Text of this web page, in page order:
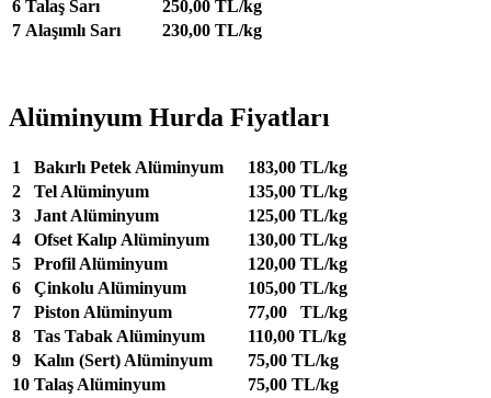
6 Talaş Sarı
250,00 TL/kg
7 Alaşımlı Sarı 230,00 TL/kg
Alüminyum Hurda Fiyatları
1 Bakırlı Petek Alüminyum
183,00 TL/kg
2
Tel Alüminyum
135,00 TL/kg
3
Jant Alüminyum
125,00 TL/kg
4
Ofset Kalıp Alüminyum
130,00 TL/kg
5
Profil Alüminyum
120,00 TL/kg
6
Çinkolu Alüminyum
105,00 TL/kg
7
Piston Alüminyum
77,00 TL/kg
8
Tas Tabak Alüminyum
110,00 TL/kg
9
Kalın (Sert) Alüminyum
75,00 TL/kg
10 Talaş Alüminyum
75,00 TL/kg